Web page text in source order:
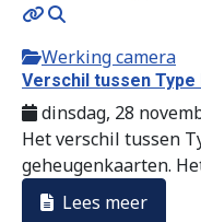
Werking camera
Verschil tussen Type
dinsdag, 28
Het verschil tussen
geheugenkaarten.
Lees meer